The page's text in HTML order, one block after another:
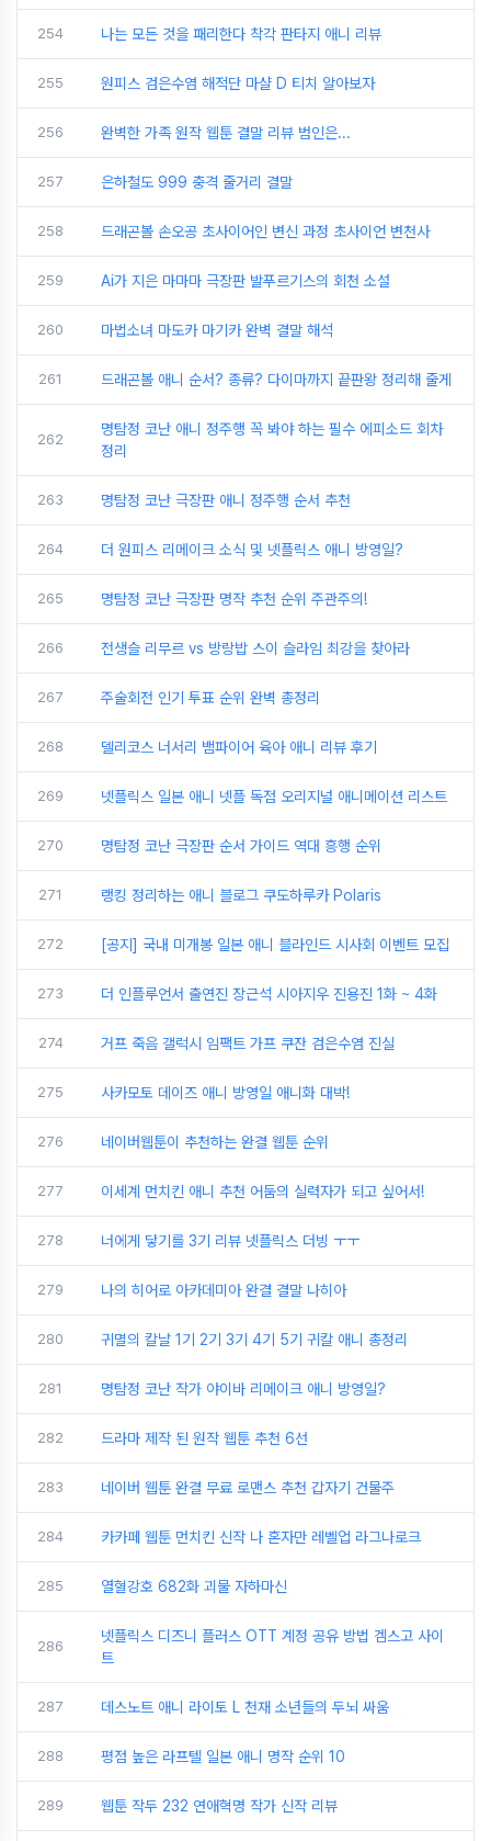
254 나는 모든 것을 패리한다 착각 판타지 애니 리뷰
255 원피스 검은수염 해적단 마샬 D 티치 알아보자
256 완벽한 가족 원작 웹툰 결말 리뷰 범인은...
257 은하철도 999 충격 줄거리 결말
258 드래곤볼 손오공 초사이어인 변신 과정 초사이언 변천사
259 Ai가 지은 마마마 극장판 발푸르기스의 회천 소설
260 마법소녀 마도카 마기카 완벽 결말 해석
261 드래곤볼 애니 순서? 종류? 다이마까지 끝판왕 정리해 줄게
262
명탐정 코난 애니 정주행 꼭 봐야 하는 필수 에피소드 회차
정리
263 명탐정 코난 극장판 애니 정주행 순서 추천
264 더 원피스 리메이크 소식 및 넷플릭스 애니 방영일?
265 명탐정 코난 극장판 명작 추천 순위 주관주의!
266 전생슬 리무르 vs 방랑밥 스이 슬라임 최강을 찾아라
267 주술회전 인기 투표 순위 완벽 총정리
268 델리코스 너서리 뱀파이어 육아 애니 리뷰 후기
269 넷플릭스 일본 애니 넷플 독점 오리지널 애니메이션 리스트
270 명탐정 코난 극장판 순서 가이드 역대 흥행 순위
271 랭킹 정리하는 애니 블로그 쿠도하루카 Polaris
272 [공지] 국내 미개봉 일본 애니 블라인드 시사회 이벤트 모집
273 더 인플루언서 출연진 장근석 시아지우 진용진 1화 ~ 4화
274 거프 죽음 갤럭시 임팩트 가프 쿠잔 검은수염 진실
275 사카모토 데이즈 애니 방영일 애니화 대박!
276 네이버웹툰이 추천하는 완결 웹툰 순위
277 이세계 먼치킨 애니 추천 어둠의 실력자가 되고 싶어서!
278 너에게 닿기를 3기 리뷰 넷플릭스 더빙 ㅜㅜ
279 나의 히어로 아카데미아 완결 결말 나히아
280 귀멸의 칼날 1기 2기 3기 4기 5기 귀칼 애니 총정리
281 명탐정 코난 작가 야이바 리메이크 애니 방영일?
282 드라마 제작 된 원작 웹툰 추천 6선
283 네이버 웹툰 완결 무료 로맨스 추천 갑자기 건물주
284 카카페 웹툰 먼치킨 신작 나 혼자만 레벨업 라그나로크
285 열혈강호 682화 괴물 자하마신
286
넷플릭스 디즈니 플러스 OTT 계정 공유 방법 겜스고 사이
트
287 데스노트 애니 라이토 L 천재 소년들의 두뇌 싸움
288 평점 높은 라프텔 일본 애니 명작 순위 10
289 웹툰 작두 232 연애혁명 작가 신작 리뷰